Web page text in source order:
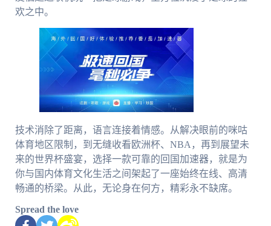
欢之中。
技术消除了距离，语言连接着情感。从解决眼前的咪咕
体育地区限制，到无缝收看欧洲杯、NBA，再到展望未
来的世界杯盛宴，选择一款可靠的回国加速器，就是为
你与国内体育文化生活之间架起了一座始终在线、高清
畅通的桥梁。从此，无论身在何方，精彩永不缺席。
Spread the love